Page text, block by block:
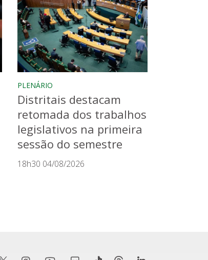
PLENÁRIO
Distritais destacam
retomada dos trabalhos
legislativos na primeira
sessão do semestre
18h30 04/08/2026